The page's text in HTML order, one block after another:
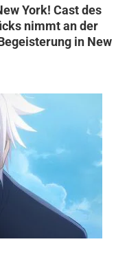
York! Cast des
nimmt an der
in New